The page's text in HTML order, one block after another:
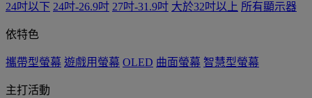
24吋以下 24吋-26.9吋 27吋-31.9吋 大於32吋以上 所有顯示器
依特色
攜帶型螢幕 遊戲用螢幕 OLED 曲面螢幕 智慧型螢幕
主打活動